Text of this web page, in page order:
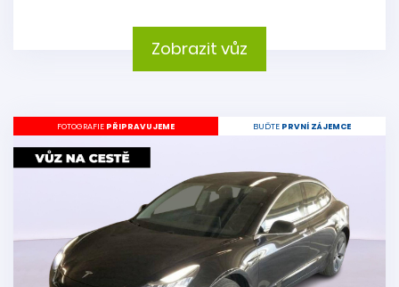
Zobrazit vůz
FOTOGRAFIE PŘIPRAVUJEME BUĎTE PRVNÍ ZÁJEMCE